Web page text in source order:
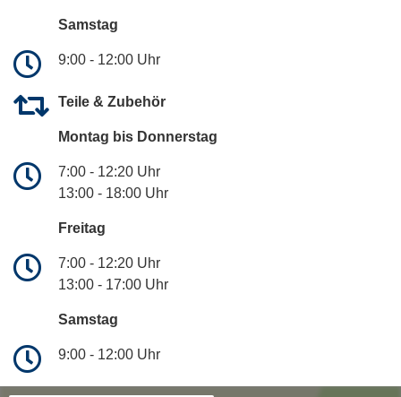
Samstag
9:00 - 12:00 Uhr
Teile & Zubehör
Montag bis Donnerstag
7:00 - 12:20 Uhr
13:00 - 18:00 Uhr
Freitag
7:00 - 12:20 Uhr
13:00 - 17:00 Uhr
Samstag
9:00 - 12:00 Uhr